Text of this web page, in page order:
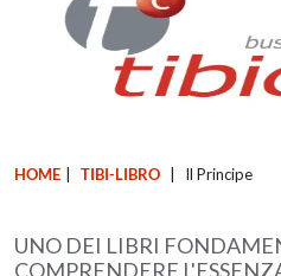
HOME TIBI-LIBRO Il Principe
UNO DEI LIBRI
COMPRENDERE